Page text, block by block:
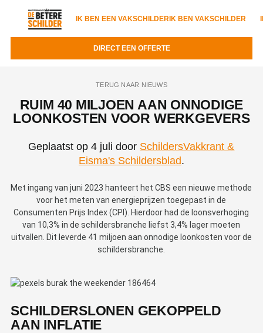
IK BEN EEN VAKSCHILDERIK BEN VAKSCHILDER
DIRECT EEN OFFERTE
Tools
Kennisbank
Partners
Infopakket
Zoeken naar een schilder
Tips
Service
Waarom de betere schilder?
Nieuws & blog
Vacatures
Magazines
TERUG NAAR NIEUWS
RUIM 40 MILJOEN AAN ONNODIGE
LOONKOSTEN VOOR WERKGEVERS
Geplaatst op 4 juli door SchildersVakkrant &
Eisma's Schildersblad.
Met ingang van juni 2023 hanteert het CBS een nieuwe methode
voor het meten van energieprijzen toegepast in de
Consumenten Prijs Index (CPI). Hierdoor had de loonsverhoging
van 10,3% in de schildersbranche liefst 3,4% lager moeten
uitvallen. Dit leverde 41 miljoen aan onnodige loonkosten voor de
schildersbranche.
SCHILDERSLONEN GEKOPPELD
AAN INFLATIE